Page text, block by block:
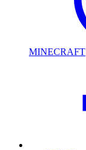
MINECRAFT